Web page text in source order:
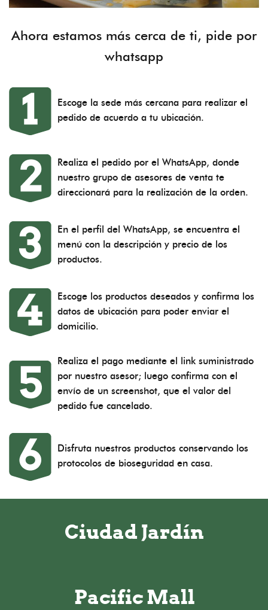
Ahora estamos más cerca de ti, pide por
whatsapp
Ciudad Jardín
Pacific Mall
Escoge la sede más cercana para realizar el
pedido de acuerdo a tu ubicación.
Realiza el pedido por el WhatsApp, donde
nuestro grupo de asesores de venta te
direccionará para la realización de la orden.
En el perfil del WhatsApp, se encuentra el
menú con la descripción y precio de los
productos.
Escoge los productos deseados y confirma los
datos de ubicación para poder enviar el
domicilio.
Realiza el pago mediante el link suministrado
por nuestro asesor; luego confirma con el
envío de un screenshot, que el valor del
pedido fue cancelado.
Disfruta nuestros productos conservando los
protocolos de bioseguridad en casa.